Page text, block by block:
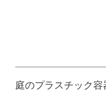
庭のプラスチック容